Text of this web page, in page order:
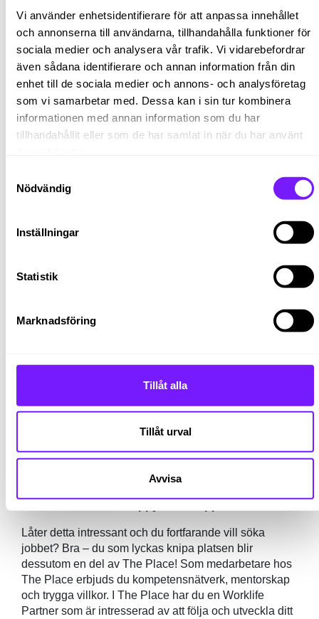
Vi använder enhetsidentifierare för att anpassa innehållet
och annonserna till användarna, tillhandahålla funktioner för
sociala medier och analysera vår trafik. Vi vidarebefordrar
även sådana identifierare och annan information från din
enhet till de sociala medier och annons- och analysföretag
som vi samarbetar med. Dessa kan i sin tur kombinera
informationen med annan information som du har
tillhandahållit eller som de har samlat in när du har använt
Nödvändig
Inställningar
Statistik
Marknadsföring
Tillåt alla
Tillåt urval
Avvisa
För att passa och göra succé i rollen ser vi gärna att du
har:
Tidigare erfarenhet av service
God erfarenhet av att administrera
Gärna erfarenhet av Sharepoint, SAP och
Officepaketet
Fallenhet för att snabbt sätta dig in i diverse
system
Dina personliga egenskaper
problemlösare. Du gillar att se nya arbetssätt och
tycker om den digitala utvecklingen. Vidare har du en
lagspelare som tycker om att hjälpa andra och ha
mycket omkring dig. Låter det här som ett uppdrag för
Stämmer det här in på dig? Då hoppas vi att du skickar
Konsultuppdrag via The Place de första 6 månaderna
Arbetstider: Mån-Fre 8.00-17.00 med möjlighet till flex
Låter detta intressant och du fortfarande vill söka
jobbet? Bra – du som lyckas knipa platsen blir
dessutom en del av The Place! Som medarbetare hos
The Place erbjuds du kompetensnätverk, mentorskap
och trygga villkor. I The Place har du en Worklife
Partner som är intresserad av att följa och utveckla ditt